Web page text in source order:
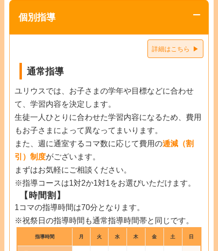
個別指導
詳細はこちら
通常指導
ユリウスでは、お子さまの学年や目標などに合わせ
て、学習内容を決定します。
生徒一人ひとりに合わせた学習内容になるため、費用
もお子さまによって異なってまいります。
また、週に通室するコマ数に応じて費用の逓減（割
引）制度がございます。
まずはお気軽にご相談ください。
※指導コースは1対2か1対1をお選びいただけます。
【時間割】
1コマの指導時間は70分となります。
※祝祭日の指導時間も通常指導時間帯と同じです。
指導時間 月 火 水 木 金 土 日